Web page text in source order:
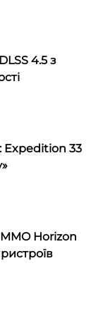
4.5 з
Expedition 33
Horizon